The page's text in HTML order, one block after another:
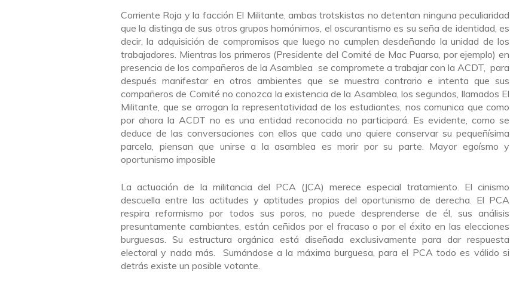
Corriente Roja y la facción El Militante, ambas trotskistas no detentan ninguna peculiaridad
que la distinga de sus otros grupos homónimos, el oscurantismo es su seña de identidad, es
decir, la adquisición de compromisos que luego no cumplen desdeñando la unidad de los
trabajadores. Mientras los primeros (Presidente del Comité de Mac Puarsa, por ejemplo) en
presencia de los compañeros de la Asamblea se compromete a trabajar con la ACDT, para
después manifestar en otros ambientes que se muestra contrario e intenta que sus
compañeros de Comité no conozca la existencia de la Asamblea, los segundos, llamados El
Militante, que se arrogan la representatividad de los estudiantes, nos comunica que como
por ahora la ACDT no es una entidad reconocida no participará. Es evidente, como se
deduce de las conversaciones con ellos que cada uno quiere conservar su pequeñísima
parcela, piensan que unirse a la asamblea es morir por su parte. Mayor egoísmo y
oportunismo imposible
La actuación de la militancia del PCA (JCA) merece especial tratamiento. El cinismo
descuella entre las actitudes y aptitudes propias del oportunismo de derecha. El PCA
respira reformismo por todos sus poros, no puede desprenderse de él, sus análisis
presuntamente cambiantes, están ceñidos por el fracaso o por el éxito en las elecciones
burguesas. Su estructura orgánica está diseñada exclusivamente para dar respuesta
electoral y nada más. Sumándose a la máxima burguesa, para el PCA todo es válido si
detrás existe un posible votante.